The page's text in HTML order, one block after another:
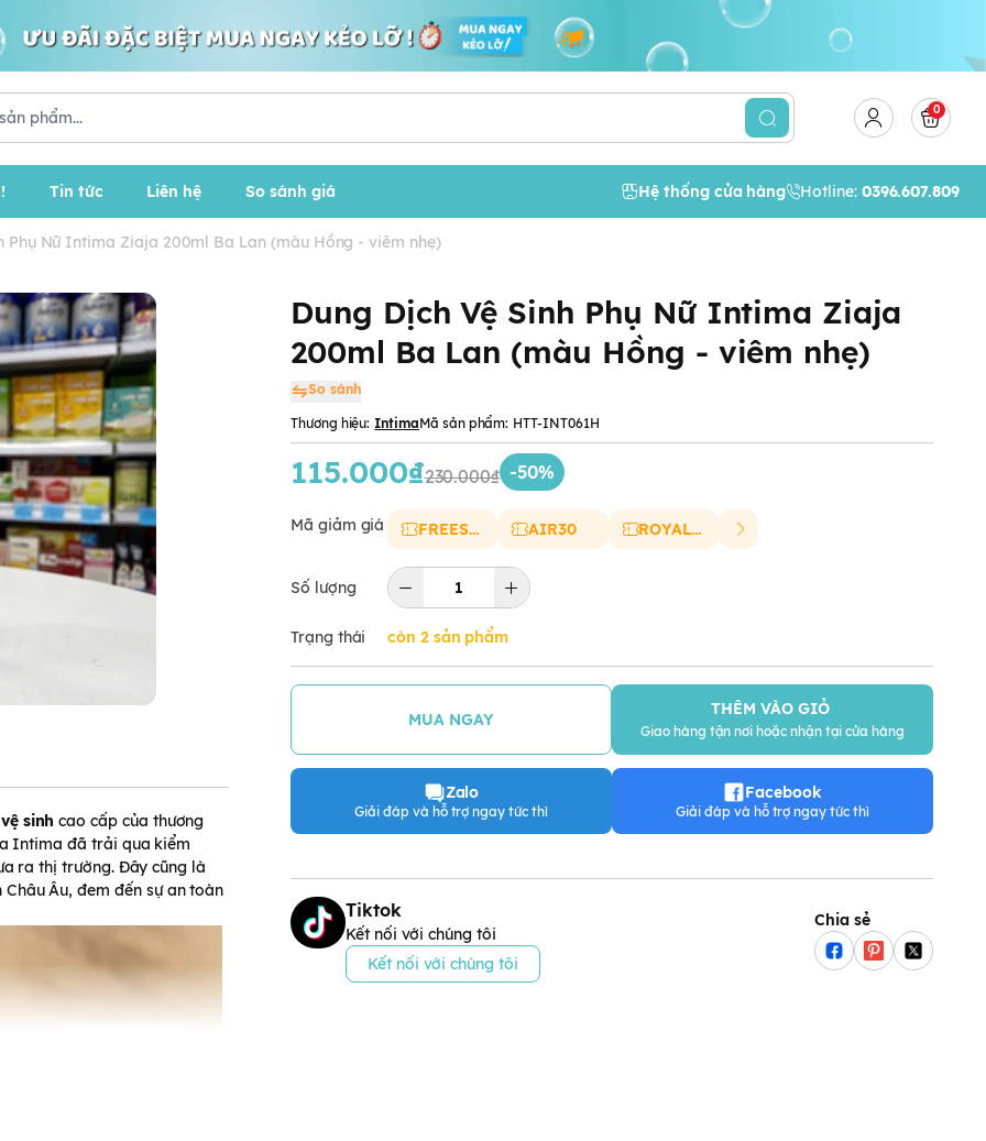
0
Tin tức Liên hệ So sánh giá Hệ thống cửa hàng Hotline: 0396.607.809
Phụ Nữ Intima Ziaja 200ml Ba Lan (màu Hồng - viêm nhẹ)
Dung Dịch Vệ Sinh Phụ Nữ Intima Ziaja
200ml Ba Lan (màu Hồng - viêm nhẹ)
So sánh
Thương hiệu: IntimaMã sản phẩm: HTT-INT061H
115.000₫230.000₫ -50%
Mã giảm giá FREESHIP AIR30 ROYAL20
Số lượng
Trạng thái còn 2 sản phẩm
MUA NGAY
THÊM VÀO GIỎ
Giao hàng tận nơi hoặc nhận tại cửa hàng
Zalo
Giải đáp và hỗ trợ ngay tức thì
Facebook
Giải đáp và hỗ trợ ngay tức thì
Tiktok
Kết nối với chúng tôi
Kết nối với chúng tôi
Chia sẻ
sinh cao cấp của thương
Intima đã trải qua kiểm
ra thị trường. Đây cũng là
Âu, đem đến sự an toàn